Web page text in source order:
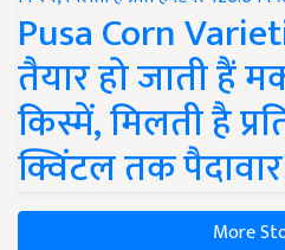
Pusa Corn
तैयार हो जाती हैं
किस्में, मिलती है
क्विंटल तक
More